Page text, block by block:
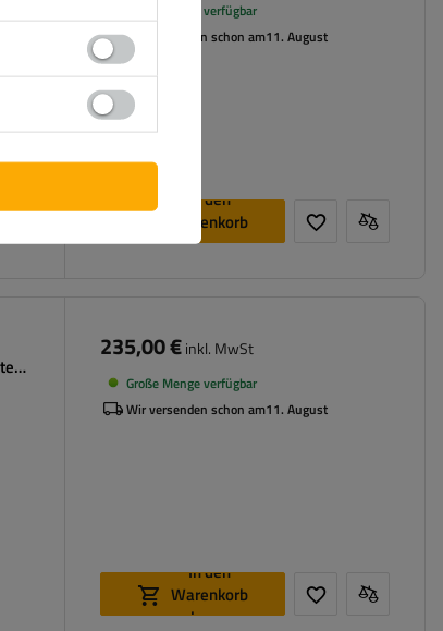
Große Menge verfügbar
Wir versenden schon am11. August
In den
Warenkorb
legen
235,00 €inkl. MwSt
Große Menge verfügbar
Wir versenden schon am11. August
In den
Warenkorb
legen